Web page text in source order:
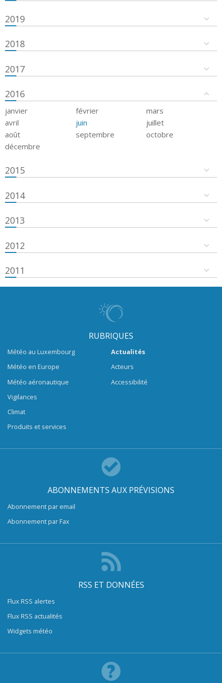
2019
2018
2017
2016
janvier février
mars
avril
juin
juillet
août
septembre
octobre
décembre
2015
2014
2013
2012
2011
RUBRIQUES
Météo au Luxembourg
Météo en Europe
Météo aéronautique
Vigilances
Climat
Produits et services
Actualités
Acteurs
Accessibilité
ABONNEMENTS AUX PRÉVISIONS
Abonnement par email
Abonnement par Fax
RSS ET DONNÉES
Flux RSS alertes
Flux RSS actualités
Widgets météo